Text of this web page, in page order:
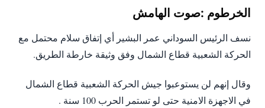
الخرطوم :صوت الهامش
نسف الرئيس السوداني عمر البشير أي إتفاق سلام محتمل مع
الحركة الشعبية قطاع الشمال وفق وثيقة خارطة الطريق.
وقال إنهم لن يستوعبوا جيش الحركة الشعبية قطاع الشمال
في الاجهزة الامنية حتى لو تستمر الحرب 100 سنة .